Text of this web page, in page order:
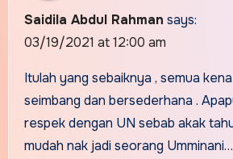
Saidila Abdul Rahman says:
03/19/2021 at 12:00 am
Itulah yang sebaiknya , semua kena
seimbang dan bersederhana .
respek dengan UN sebab akak
mudah nak jadi seorang